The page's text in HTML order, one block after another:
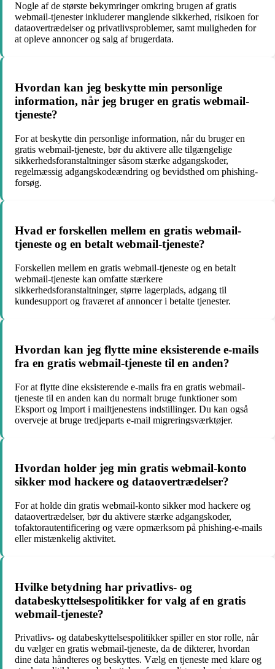
Nogle af de største bekymringer omkring brugen af gratis
webmail-tjenester inkluderer manglende sikkerhed, risikoen for
dataovertrædelser og privatlivsproblemer, samt muligheden for
at opleve annoncer og salg af brugerdata.
Hvordan kan jeg beskytte min personlige
information, når jeg bruger en gratis webmail-
tjeneste?
For at beskytte din personlige information, når du bruger en
gratis webmail-tjeneste, bør du aktivere alle tilgængelige
sikkerhedsforanstaltninger såsom stærke adgangskoder,
regelmæssig adgangskodeændring og bevidsthed om phishing-
forsøg.
Hvad er forskellen mellem en gratis webmail-
tjeneste og en betalt webmail-tjeneste?
Forskellen mellem en gratis webmail-tjeneste og en betalt
webmail-tjeneste kan omfatte stærkere
sikkerhedsforanstaltninger, større lagerplads, adgang til
kundesupport og fraværet af annoncer i betalte tjenester.
Hvordan kan jeg flytte mine eksisterende e-mails
fra en gratis webmail-tjeneste til en anden?
For at flytte dine eksisterende e-mails fra en gratis webmail-
tjeneste til en anden kan du normalt bruge funktioner som
Eksport og Import i mailtjenestens indstillinger. Du kan også
overveje at bruge tredjeparts e-mail migreringsværktøjer.
Hvordan holder jeg min gratis webmail-konto
sikker mod hackere og dataovertrædelser?
For at holde din gratis webmail-konto sikker mod hackere og
dataovertrædelser, bør du aktivere stærke adgangskoder,
tofaktorautentificering og være opmærksom på phishing-e-mails
eller mistænkelig aktivitet.
Hvilke betydning har privatlivs- og
databeskyttelsespolitikker for valg af en gratis
webmail-tjeneste?
Privatlivs- og databeskyttelsespolitikker spiller en stor rolle, når
du vælger en gratis webmail-tjeneste, da de dikterer, hvordan
dine data håndteres og beskyttes. Vælg en tjeneste med klare og